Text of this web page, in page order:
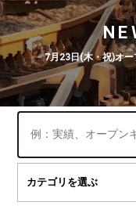
7月23日(木・祝)オ